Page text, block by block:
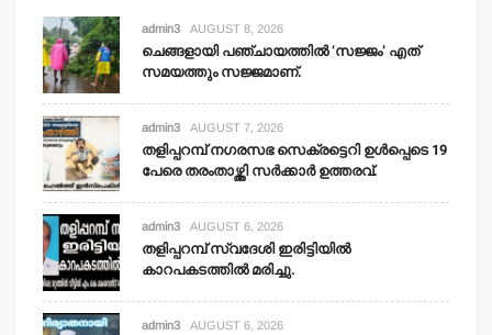
admin3 AUGUST 8, 2026
ചെങ്ങളായി പഞ്ചായത്തില്‍ ‘സജ്ജം’ എത്
സമയത്തും സജ്ജമാണ്.
admin3 AUGUST 7, 2026
തളിപ്പറമ്പ് നഗരസഭ സെക്രട്ടെറി ഉള്‍പ്പെടെ 19
പേരെ തരംതാഴ്ത്തി സര്‍ക്കാര്‍ ഉത്തരവ്.
admin3 AUGUST 6, 2026
തളിപ്പറമ്പ് സ്വദേശി ഇരിട്ടിയില്‍
കാറപകടത്തില്‍ മരിച്ചു.
admin3 AUGUST 6, 2026